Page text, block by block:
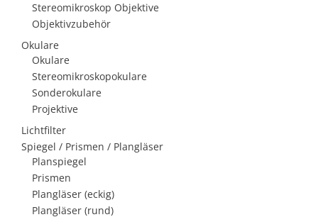
Stereomikroskop Objektive
Objektivzubehör
Okulare
Okulare
Stereomikroskopokulare
Sonderokulare
Projektive
Lichtfilter
Spiegel / Prismen / Plangläser
Planspiegel
Prismen
Plangläser (eckig)
Plangläser (rund)